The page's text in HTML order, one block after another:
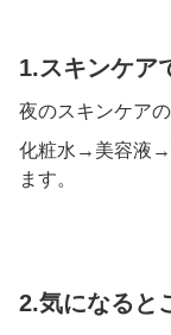
1.スキンケア
夜のスキンケア
化粧水→美容液→
ます。
2.気になると